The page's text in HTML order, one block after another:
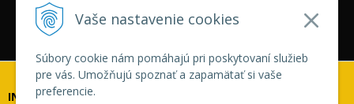
Vaše nastavenie cookies
Súbory cookie nám pomáhajú pri poskytovaní služieb
pre vás. Umožňujú spoznať a zapamätať si vaše
preferencie.
zľavách na vybrané produkty.
Neplatí pre Veľkoobchodných
zákazníkov.
INFOLINKA